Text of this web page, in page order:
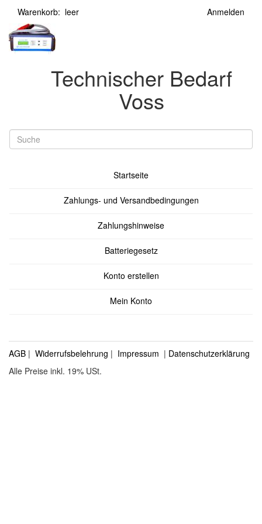
Warenkorb: leer Anmelden
Technischer Bedarf
Voss
Startseite
Zahlungs- und Versandbedingungen
Zahlungshinweise
Batteriegesetz
Konto erstellen
Mein Konto
AGB | Widerrufsbelehrung | Impressum | Datenschutzerklärung
Alle Preise inkl. 19% USt.